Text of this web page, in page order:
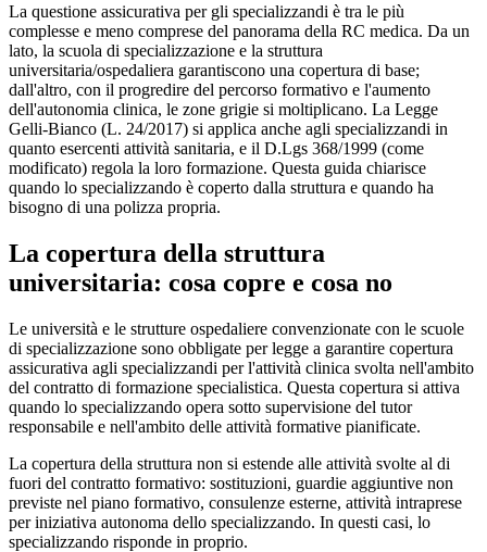
La questione assicurativa per gli specializzandi è tra le più
complesse e meno comprese del panorama della RC medica. Da un
lato, la scuola di specializzazione e la struttura
universitaria/ospedaliera garantiscono una copertura di base;
dall'altro, con il progredire del percorso formativo e l'aumento
dell'autonomia clinica, le zone grigie si moltiplicano. La Legge
Gelli-Bianco (L. 24/2017) si applica anche agli specializzandi in
quanto esercenti attività sanitaria, e il D.Lgs 368/1999 (come
modificato) regola la loro formazione. Questa guida chiarisce
quando lo specializzando è coperto dalla struttura e quando ha
bisogno di una polizza propria.
La copertura della struttura
universitaria: cosa copre e cosa no
Le università e le strutture ospedaliere convenzionate con le scuole
di specializzazione sono obbligate per legge a garantire copertura
assicurativa agli specializzandi per l'attività clinica svolta nell'ambito
del contratto di formazione specialistica. Questa copertura si attiva
quando lo specializzando opera sotto supervisione del tutor
responsabile e nell'ambito delle attività formative pianificate.
La copertura della struttura non si estende alle attività svolte al di
fuori del contratto formativo: sostituzioni, guardie aggiuntive non
previste nel piano formativo, consulenze esterne, attività intraprese
per iniziativa autonoma dello specializzando. In questi casi, lo
specializzando risponde in proprio.